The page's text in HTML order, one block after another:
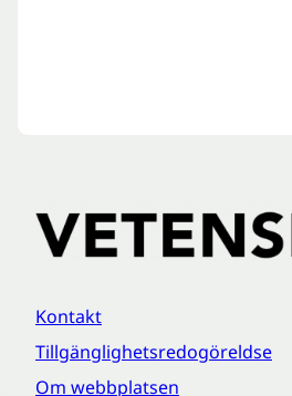
Kontakt
Tillgänglighetsredogöreldse
Om webbplatsen